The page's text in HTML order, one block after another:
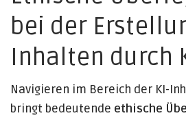
bei der
Inhalten durch
Navigieren im Bereich der KI-
bringt bedeutende ethische